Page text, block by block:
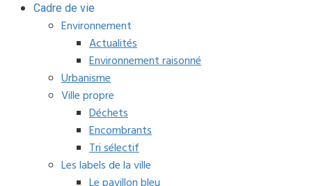
Cadre de vie
Environnement
Actualités
Environnement raisonné
Urbanisme
Ville propre
Déchets
Encombrants
Tri sélectif
Les labels de la ville